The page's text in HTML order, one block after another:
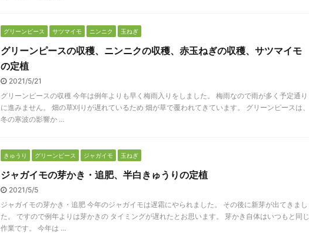
グリーンピース サツマイモ ニンニク 玉ねぎ
グリーンピースの収穫、ニンニクの収穫、赤玉ねぎの収穫、サツマイモ
の定植
2021/5/21
グリーンピースの収穫 今年は例年よりも早く梅雨入りをしました。 梅雨なので雨が多く予定通り
に進みません。 畑の草刈りが遅れているため 畑が草で覆われてきています。 グリーンピースは、
冬の寒波の影響か ...
きゅうり グリーンピース ジャガイモ 玉ねぎ
ジャガイモの芽かき・追肥、半白きゅうりの定植
2021/5/5
ジャガイモの芽かき・追肥 今年のジャガイモは遅霜にやられました。 その後に新芽が出てきまし
た。 ですので例年よりは芽かきの タイミングが遅れたとお思います。 芽かき自体はいつもと同じ
作業です。 今年は ...